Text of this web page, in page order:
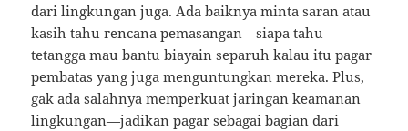
dari lingkungan juga. Ada baiknya minta saran atau
kasih tahu rencana pemasangan—siapa tahu
tetangga mau bantu biayain separuh kalau itu pagar
pembatas yang juga menguntungkan mereka. Plus,
gak ada salahnya memperkuat jaringan keamanan
lingkungan—jadikan pagar sebagai bagian dari